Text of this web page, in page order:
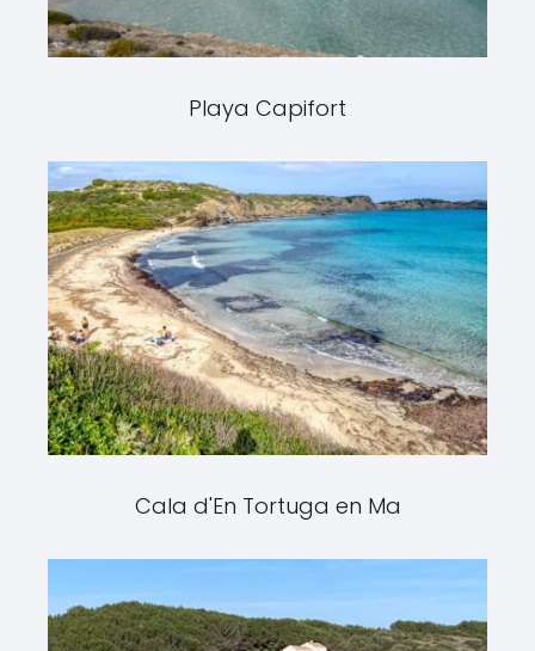
Playa Capifort
Cala d'En Tortuga en Ma